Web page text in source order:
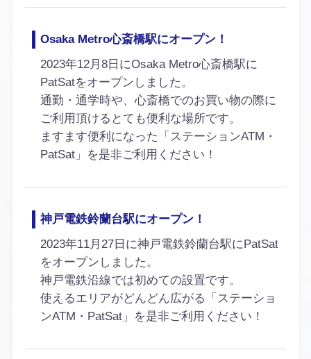
Osaka Metro心斎橋駅にオープン！
2023年12月8日にOsaka Metro心斎橋駅に
PatSatをオープンしました。
通勤・通学時や、心斎橋でのお買い物の際に
ご利用頂けるとても便利な場所です。
ますます便利になった「ステーションATM・
PatSat」を是非ご利用ください！
神戸電鉄鈴蘭台駅にオープン！
2023年11月27日に神戸電鉄鈴蘭台駅にPatSat
をオープンしました。
神戸電鉄沿線では初めての設置です。
使えるエリアがどんどん広がる「ステーショ
ンATM・PatSat」を是非ご利用ください！